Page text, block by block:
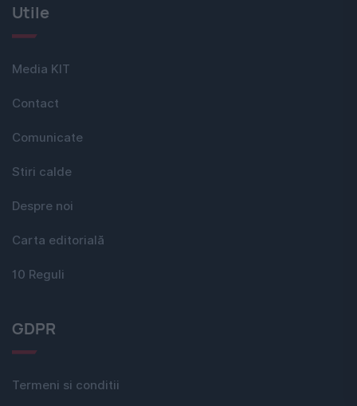
Utile
Media KIT
Contact
Comunicate
Stiri calde
Despre noi
Carta editorială
10 Reguli
GDPR
Termeni si conditii